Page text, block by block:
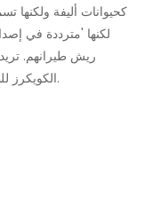
كحيوانات أليفة ولكنها
لكنها 'مترددة في
ريش طيرانهم.
الكويكرزوتدمير الغطاء النباتي.